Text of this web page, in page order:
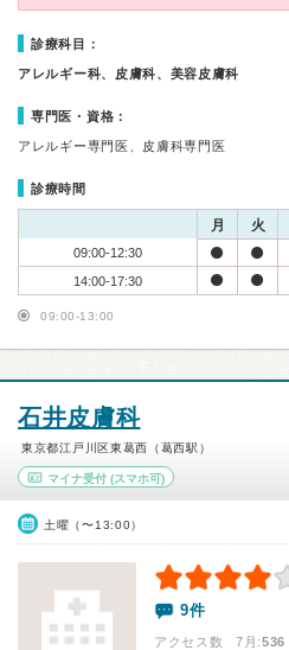
診療科目：
アレルギー科、皮膚科、美容皮膚科
専門医・資格：
アレルギー専門医、皮膚科専門医
診療時間
月 火
09:00-12:30
14:00-17:30
09:00-13:00
石井皮膚科
東京都江戸川区東葛西（葛西駅）
マイナ受付 (スマホ可)
土曜（〜13:00）
9件
アクセス数 7月:536